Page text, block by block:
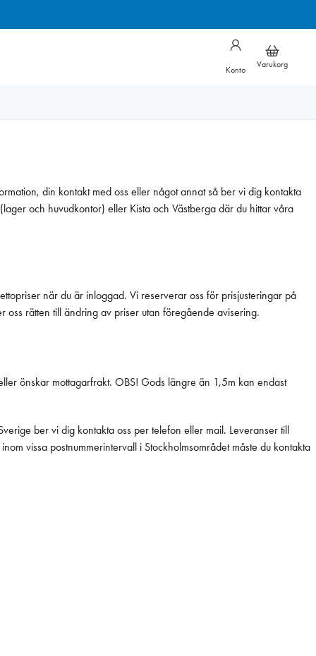
Konto
Varukorg
din kontakt med oss eller något annat så ber vi dig kontakta
och huvudkontor) eller Kista och Västberga där du hittar våra
när du är inloggad. Vi reserverar oss för prisjusteringar på
rätten till ändring av priser utan föregående avisering.
önskar mottagarfrakt. OBS! Gods längre än 1,5m kan endast
ber vi dig kontakta oss per telefon eller mail. Leveranser till
vissa postnummerintervall i Stockholmsområdet måste du kontakta